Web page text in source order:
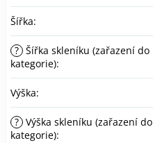
Šířka:
? Šířka skleníku (zařazení do
kategorie):
Výška:
? Výška skleníku (zařazení do
kategorie):